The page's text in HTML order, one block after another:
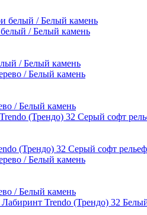
белый / Белый камень
/ Белый камень
/ Белый камень
(Трендо) 32 Серый софт
/ Белый камень